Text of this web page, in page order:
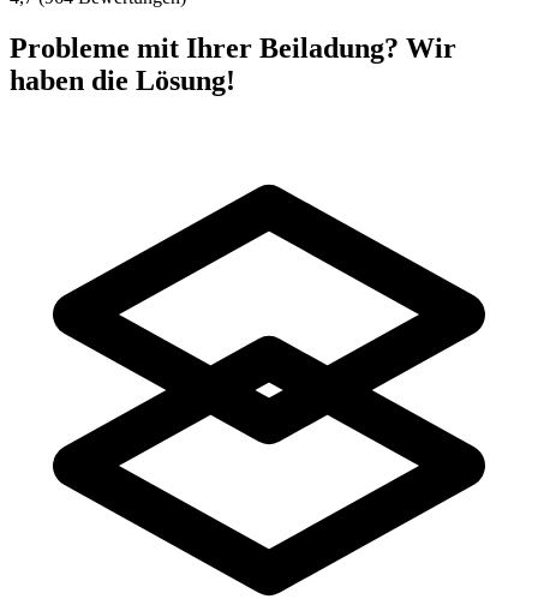
Probleme mit Ihrer Beiladung? Wir
haben die Lösung!